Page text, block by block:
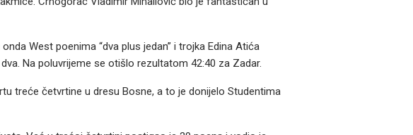
West poenima “dva plus jedan” i trojka Edina Atića
Na poluvrijeme se otišlo rezultatom 42:40 za Zadar.
treće četvrtine u dresu Bosne, a to je donijelo Studentima